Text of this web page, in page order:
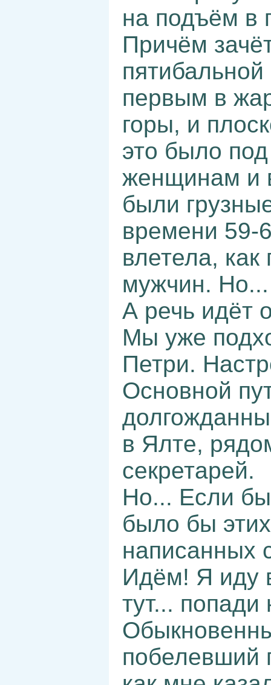
на подъём в
Причём
первым в
горы, и
это было
женщинам и
были
времени 59-
влетела, как
мужчин. Но...
А речь идёт
Мы уже
Петри.
Основной
в Ялте,
секретарей.
Но... Если бы
было бы
написанных
Идём! Я иду
тут... попади
побелевший